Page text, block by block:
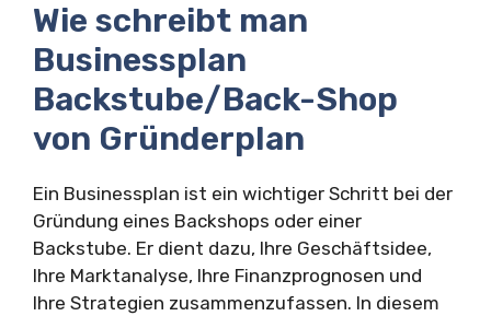
Wie schreibt man
Businessplan
Backstube/Back-Shop
von Gründerplan
Ein Businessplan ist ein wichtiger Schritt bei der
Gründung eines Backshops oder einer
Backstube. Er dient dazu, Ihre Geschäftsidee,
Ihre Marktanalyse, Ihre Finanzprognosen und
Ihre Strategien zusammenzufassen. In diesem